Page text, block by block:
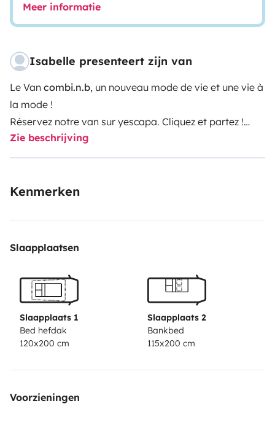
Meer informatie
Isabelle presenteert zijn van
Le Van combi.n.b, un nouveau mode de vie et une vie à
la mode !
Réservez notre van sur yescapa. Cliquez et partez !
L’envie d’aventure en explorant nos belles régions, leurs
forets, leurs lacs, et surtout ce bon air en toute liberté
Pour 4 personnes, il est tout équipé pour lâcher prise en
une douche, un panneau solaire, …
Zie beschrijving
Kenmerken
Slaapplaatsen
Slaapplaats 1
Bed hefdak
120x200 cm
Slaapplaats 2
Bankbed
115x200 cm
Voorzieningen